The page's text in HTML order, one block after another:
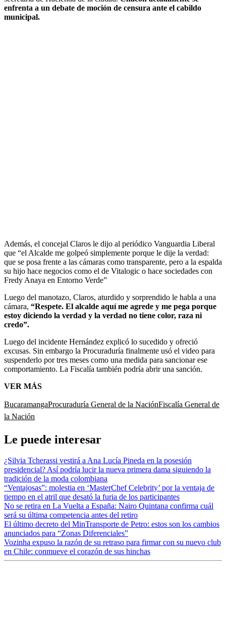
enfrenta a un debate de moción de censura ante el cabildo
municipal.
Además, el concejal Claros le dijo al periódico Vanguardia Liberal
que “el Alcalde me golpeó simplemente porque le dije la verdad:
que se posa frente a las cámaras como transparente, pero a la espalda
su hijo hace negocios como el de Vitalogic o hace sociedades con
Fredy Anaya en Entorno Verde”
Luego del manotazo, Claros, aturdido y sorprendido le habla a una
cámara, “Respete. El alcalde aquí me agrede y me pega porque
estoy diciendo la verdad y la verdad no tiene color, raza ni
credo”.
Luego del incidente Hernández explicó lo sucedido y ofreció
excusas. Sin embargo la Procuraduría finalmente usó el video para
suspenderlo por tres meses como una medida para sancionar ese
comportamiento. La Fiscalía también podría abrir una sanción.
VER MÁS
BucaramangaProcuraduría General de la NaciónFiscalía General de
la Nación
Le puede interesar
¿Silvia Tcherassi vestirá a Ana Lucía Pineda en la posesión
presidencial? Así podría lucir la nueva primera dama siguiendo la
tradición de la moda colombiana
“Ventajosas”: molestia en ‘MasterChef Celebrity’ por la ventaja de
tiempo en el atril que desató la furia de los participantes
No se retira en La Vuelta a España: Nairo Quintana confirma cuál
será su última competencia antes del retiro
El último decreto del MinTransporte de Petro: estos son los cambios
anunciados para “Zonas Diferenciales”
Vozinha expuso la razón de su retraso para firmar con su nuevo club
en Chile: conmueve el corazón de sus hinchas